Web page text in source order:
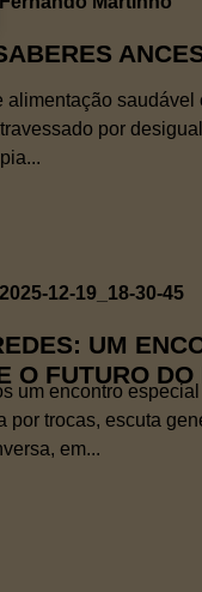
alimentação
por
UM
O FUTURO DO
um encontro
por trocas, escuta
em...